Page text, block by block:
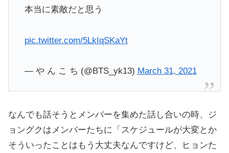
本当に素敵だと思う
pic.twitter.com/5LkIqSKaYt
— や ん こ ち (@BTS_yk13) March 31, 2021
なんでも話そうとメンバーを集めた話し合いの時、ジ
ョングクはメンバーたちに「スケジュールが大変とか
そういったことはもう大丈夫なんですけど、ヒョンた